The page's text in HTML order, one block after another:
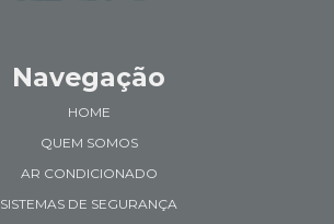
Navegação
HOME
QUEM SOMOS
AR CONDICIONADO
SISTEMAS DE SEGURANÇA